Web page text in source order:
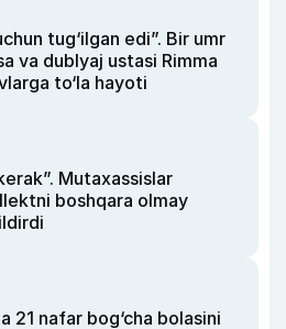
tug‘ilgan edi”. Bir umr
va dublyaj ustasi Rimma
to‘la hayoti
Mutaxassislar
boshqara olmay
21 nafar bog‘cha bolasini